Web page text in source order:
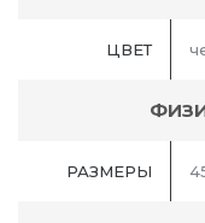
ЦВЕТ
РАЗМЕРЫ